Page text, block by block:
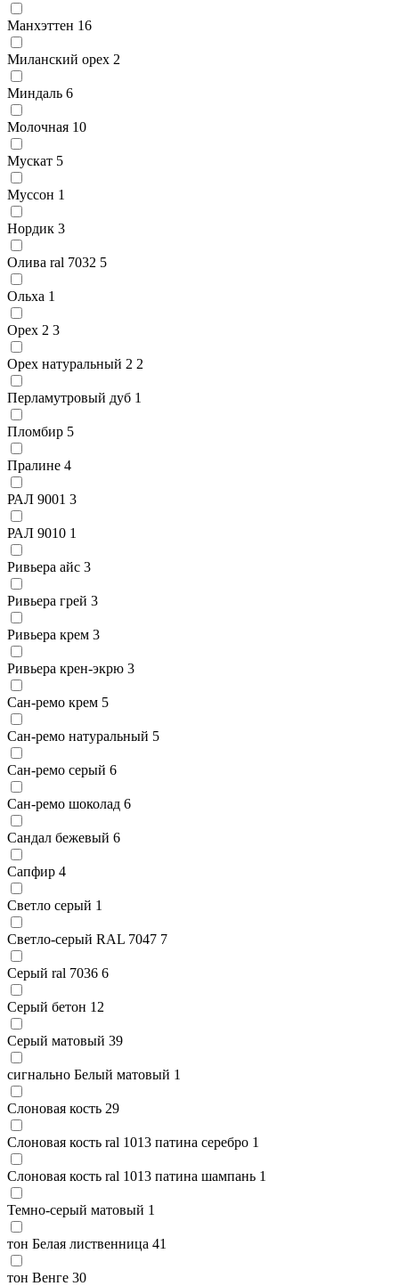
Манхэттен 16
Миланский орех 2
Миндаль 6
Молочная 10
Мускат 5
Муссон 1
Нордик 3
Олива ral 7032 5
Ольха 1
Орех 2 3
Орех натуральный 2 2
Перламутровый дуб 1
Пломбир 5
Пралине 4
РАЛ 9001 3
РАЛ 9010 1
Ривьера айс 3
Ривьера грей 3
Ривьера крем 3
Ривьера крен-экрю 3
Сан-ремо крем 5
Сан-ремо натуральный 5
Сан-ремо серый 6
Сан-ремо шоколад 6
Сандал бежевый 6
Сапфир 4
Светло серый 1
Светло-серый RAL 7047 7
Серый ral 7036 6
Серый бетон 12
Серый матовый 39
сигнально Белый матовый 1
Слоновая кость 29
Слоновая кость ral 1013 патина серебро 1
Слоновая кость ral 1013 патина шампань 1
Темно-серый матовый 1
тон Белая лиственница 41
тон Венге 30